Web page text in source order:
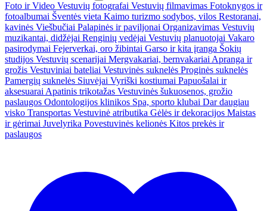
Foto ir Video Vestuvių fotografai Vestuvių filmavimas Fotoknygos ir
fotoalbumai Šventės vieta Kaimo turizmo sodybos, vilos Restoranai,
kavinės Viešbučiai Palapinės ir paviljonai Organizavimas Vestuvių
muzikantai, didžėjai Renginių vedėjai Vestuvių planuotojai Vakaro
pasirodymai Fejerverkai, oro žibintai Garso ir kita įranga Šokių
studijos Vestuvių scenarijai Mergvakariai, bernvakariai Apranga ir
grožis Vestuviniai bateliai Vestuvinės suknelės Proginės suknelės
Pamergių suknelės Siuvėjai Vyriški kostiumai Papuošalai ir
aksesuarai Apatinis trikotažas Vestuvinės šukuosenos, grožio
paslaugos Odontologijos klinikos Spa, sporto klubai Dar daugiau
visko Transportas Vestuvinė atributika Gėlės ir dekoracijos Maistas
ir gėrimai Juvelyrika Povestuvinės kelionės Kitos prekės ir
paslaugos